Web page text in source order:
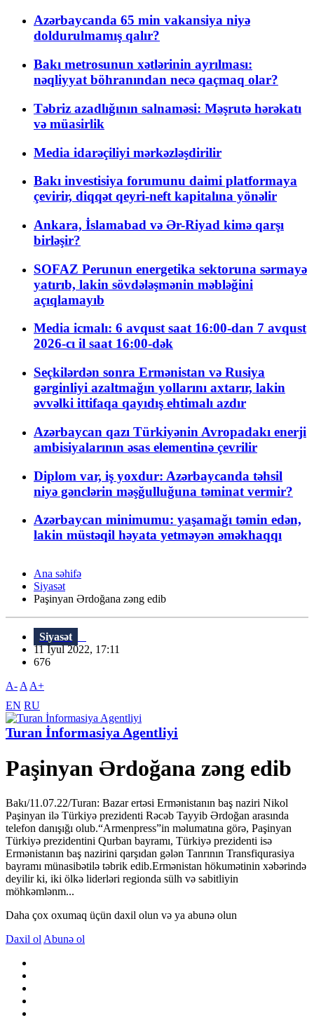
Azərbaycanda 65 min vakansiya niyə
doldurulmamış qalır?
Bakı metrosunun xətlərinin ayrılması:
nəqliyyat böhranından necə qaçmaq olar?
Təbriz azadlığının salnaməsi: Məşrutə hərəkatı
və müasirlik
Media idarəçiliyi mərkəzləşdirilir
Bakı investisiya forumunu daimi platformaya
çevirir, diqqət qeyri-neft kapitalına yönəlir
Ankara, İslamabad və Ər-Riyad kimə qarşı
birləşir?
SOFAZ Perunun energetika sektoruna sərmayə
yatırıb, lakin sövdələşmənin məbləğini
açıqlamayıb
Media icmalı: 6 avqust saat 16:00-dan 7 avqust
2026-cı il saat 16:00-dək
Seçkilərdən sonra Ermənistan və Rusiya
gərginliyi azaltmağın yollarını axtarır, lakin
əvvəlki ittifaqa qayıdış ehtimalı azdır
Azərbaycan qazı Türkiyənin Avropadakı enerji
ambisiyalarının əsas elementinə çevrilir
Diplom var, iş yoxdur: Azərbaycanda təhsil
niyə gənclərin məşğulluğuna təminat vermir?
Azərbaycan minimumu: yaşamağı təmin edən,
lakin müstəqil həyata yetməyən əməkhaqqı
Ana səhifə
Siyasət
Paşinyan Ərdoğana zəng edib
Siyasət
11 İyul 2022, 17:11
676
A- A A+
EN RU
Turan İnformasiya Agentliyi
Paşinyan Ərdoğana zəng edib
Bakı/11.07.22/Turan: Bazar ertəsi Ermənistanın baş naziri Nikol
Paşinyan ilə Türkiyə prezidenti Rəcəb Tayyib Ərdoğan arasında
telefon danışığı olub.“Armenpress”in məlumatına görə, Paşinyan
Türkiyə prezidentini Qurban bayramı, Türkiyə prezidenti isə
Ermənistanın baş nazirini qarşıdan gələn Tanrının Transfiqurasiya
bayramı münasibətilə təbrik edib.Ermənistan hökumətinin xəbərində
deyilir ki, iki ölkə liderləri regionda sülh və sabitliyin
möhkəmlənm...
Daha çox oxumaq üçün daxil olun və ya abunə olun
Daxil ol Abunə ol